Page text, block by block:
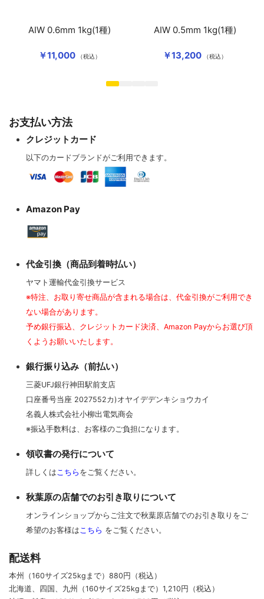
￥11,000 （税込）
AIW 0.6mm 1kg(1種)
￥13,200 （税込）
AIW 0.5mm 1kg(1種)
お支払い方法
クレジットカード
以下のカードブランドがご利用できます。
Amazon Pay
代金引換（商品到着時払い）
ヤマト運輸代金引換サービス
※特注、お取り寄せ商品が含まれる場合は、代金引換がご利用でき
ない場合があります。
予め銀行振込、クレジットカード決済、Amazon Payからお選び頂
くようお願いいたします。
銀行振り込み（前払い）
三菱UFJ銀行神田駅前支店
口座番号当座 2027552カ)オヤイデデンキショウカイ
名義人株式会社小柳出電気商会
※振込手数料は、お客様のご負担になります。
領収書の発行について
詳しくは こちら をご覧ください。
秋葉原の店舗でのお引き取りについて
オンラインショップからご注文で秋葉原店舗でのお引き取りをご
希望のお客様は こちら をご覧ください。
配送料
本州（160サイズ25kgまで）880円（税込）
北海道、四国、九州
（160サイズ25kgまで） 1,210円（税込）